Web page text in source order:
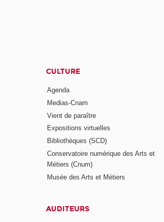
CULTURE
Agenda
Medias-Cnam
Vient de paraître
Expositions virtuelles
Bibliothèques (SCD)
Conservatoire numérique des Arts et
Métiers (Cnum)
Musée des Arts et Métiers
AUDITEURS